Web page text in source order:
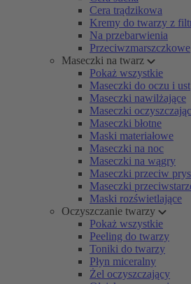
Cera trądzikowa
Kremy do twarzy z
Na przebarwienia
Przeciwzmarszczkowe
Maseczki na twarz
Pokaż wszystkie
Maseczki do oczu i ust
Maseczki nawilżające
Maseczki
Maseczki błotne
Maski materiałowe
Maseczki na noc
Maseczki na wągry
Maseczki przeciw
Maseczki
Maski rozświetlające
Oczyszczanie twarzy
Pokaż wszystkie
Peeling do twarzy
Toniki do twarzy
Płyn miceralny
Żel oczyszczający